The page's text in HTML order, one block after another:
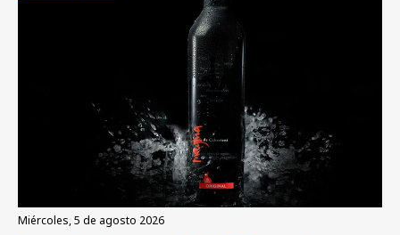
miércoles, 5 de agosto 2026